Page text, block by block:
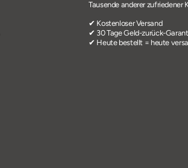
Tausende anderer zufriedener
✔ Kostenloser Versand
✔ 30 Tage Geld-zurück-
✔ Heute bestellt = heute